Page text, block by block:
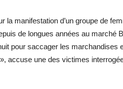
la manifestation d’un groupe de
de longues années au marché
pour saccager les marchandises
accuse une des victimes